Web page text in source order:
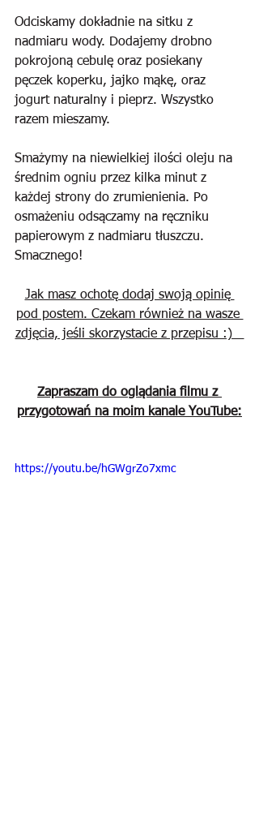
Odciskamy dokładnie na sitku z
nadmiaru wody. Dodajemy drobno
pokrojoną cebulę oraz posiekany
pęczek koperku, jajko mąkę, oraz
jogurt naturalny i pieprz. Wszystko
razem mieszamy.
Smażymy na niewielkiej ilości oleju na
średnim ogniu przez kilka minut z
każdej strony do zrumienienia. Po
osmażeniu odsączamy na ręczniku
papierowym z nadmiaru tłuszczu.
Smacznego!
Jak masz ochotę dodaj swoją opinię
pod postem. Czekam również na wasze
zdjęcia, jeśli skorzystacie z przepisu :)
Zapraszam do oglądania filmu z
przygotowań na moim kanale YouTube:
https://youtu.be/hGWgrZo7xmc